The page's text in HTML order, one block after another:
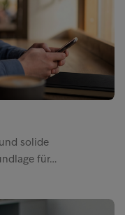
solide
für…